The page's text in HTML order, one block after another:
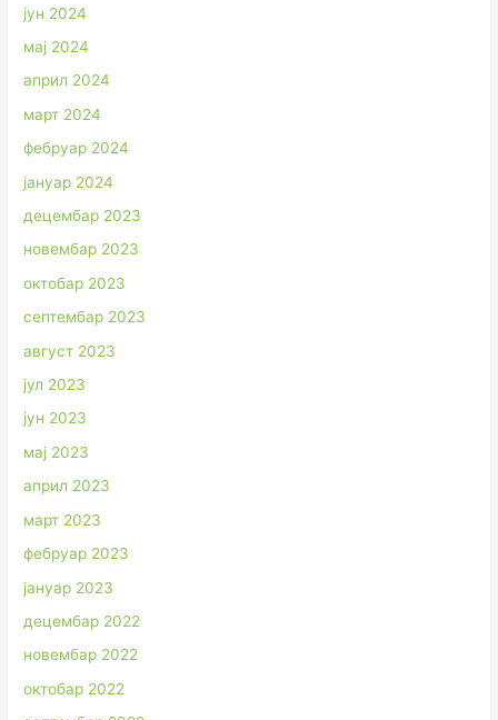
јун 2024
мај 2024
април 2024
март 2024
фебруар 2024
јануар 2024
децембар 2023
новембар 2023
октобар 2023
септембар 2023
август 2023
јул 2023
јун 2023
мај 2023
април 2023
март 2023
фебруар 2023
јануар 2023
децембар 2022
новембар 2022
октобар 2022